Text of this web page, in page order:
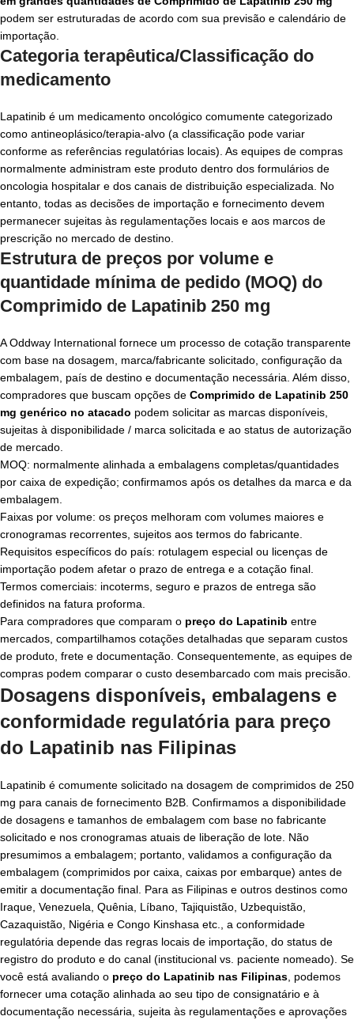
podem ser estruturadas de acordo com sua previsão e calendário de
importação.
Categoria terapêutica/Classificação do
medicamento
Lapatinib é um medicamento oncológico comumente categorizado
como antineoplásico/terapia-alvo (a classificação pode variar
conforme as referências regulatórias locais). As equipes de compras
normalmente administram este produto dentro dos formulários de
oncologia hospitalar e dos canais de distribuição especializada. No
entanto, todas as decisões de importação e fornecimento devem
permanecer sujeitas às regulamentações locais e aos marcos de
prescrição no mercado de destino.
Estrutura de preços por volume e
quantidade mínima de pedido (MOQ) do
Comprimido de Lapatinib 250 mg
A Oddway International fornece um processo de cotação transparente
com base na dosagem, marca/fabricante solicitado, configuração da
embalagem, país de destino e documentação necessária. Além disso,
compradores que buscam opções de Comprimido de Lapatinib 250
mg genérico no atacado podem solicitar as marcas disponíveis,
sujeitas à disponibilidade / marca solicitada e ao status de autorização
de mercado.
MOQ: normalmente alinhada a embalagens completas/quantidades
por caixa de expedição; confirmamos após os detalhes da marca e da
embalagem.
Faixas por volume: os preços melhoram com volumes maiores e
cronogramas recorrentes, sujeitos aos termos do fabricante.
Requisitos específicos do país: rotulagem especial ou licenças de
importação podem afetar o prazo de entrega e a cotação final.
Termos comerciais: incoterms, seguro e prazos de entrega são
definidos na fatura proforma.
Para compradores que comparam o preço do Lapatinib entre
mercados, compartilhamos cotações detalhadas que separam custos
de produto, frete e documentação. Consequentemente, as equipes de
compras podem comparar o custo desembarcado com mais precisão.
Dosagens disponíveis, embalagens e
conformidade regulatória para preço
do Lapatinib nas Filipinas
Lapatinib é comumente solicitado na dosagem de comprimidos de 250
mg para canais de fornecimento B2B. Confirmamos a disponibilidade
de dosagens e tamanhos de embalagem com base no fabricante
solicitado e nos cronogramas atuais de liberação de lote. Não
presumimos a embalagem; portanto, validamos a configuração da
embalagem (comprimidos por caixa, caixas por embarque) antes de
emitir a documentação final. Para as Filipinas e outros destinos como
Iraque, Venezuela, Quênia, Líbano, Tajiquistão, Uzbequistão,
Cazaquistão, Nigéria e Congo Kinshasa etc., a conformidade
regulatória depende das regras locais de importação, do status de
registro do produto e do canal (institucional vs. paciente nomeado). Se
você está avaliando o preço do Lapatinib nas Filipinas , podemos
fornecer uma cotação alinhada ao seu tipo de consignatário e à
documentação necessária, sujeita às regulamentações e aprovações